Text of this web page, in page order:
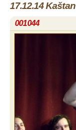
17.12.14 Kaštan
001044